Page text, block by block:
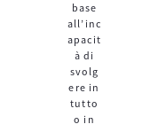
base
all’inc
apacit
à di
svolg
ere in
tutto
o in